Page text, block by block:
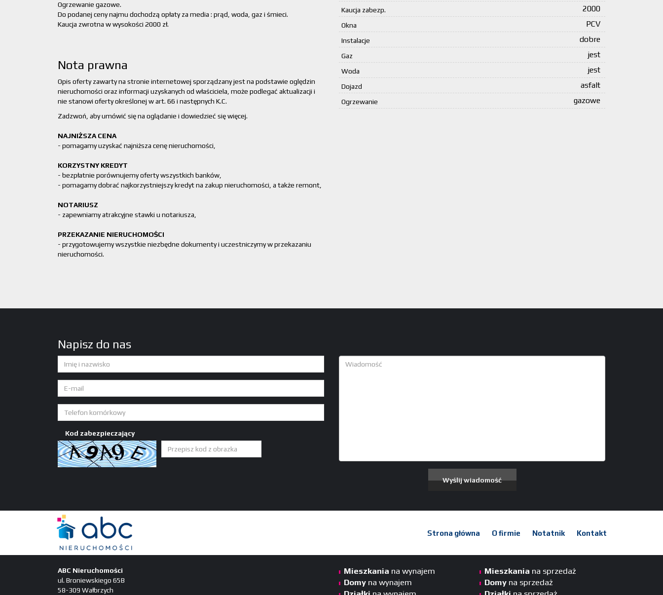
Ogrzewanie gazowe.
Do podanej ceny najmu dochodzą opłaty za media : prąd, woda, gaz i śmieci.
Kaucja zwrotna w wysokości 2000 zł.
Nota prawna
Opis oferty zawarty na stronie internetowej sporządzany jest na podstawie oględzin
nieruchomości oraz informacji uzyskanych od właściciela, może podlegać aktualizacji i
nie stanowi oferty określonej w art. 66 i następnych K.C.
Zadzwoń, aby umówić się na oglądanie i dowiedzieć się więcej.
NAJNIŻSZA CENA
- pomagamy uzyskać najniższa cenę nieruchomości,
KORZYSTNY KREDYT
- bezpłatnie porównujemy oferty wszystkich banków,
- pomagamy dobrać najkorzystniejszy kredyt na zakup nieruchomości, a także remont,
NOTARIUSZ
- zapewniamy atrakcyjne stawki u notariusza,
PRZEKAZANIE NIERUCHOMOŚCI
- przygotowujemy wszystkie niezbędne dokumenty i uczestniczymy w przekazaniu
nieruchomości.
Kaucja zabezp. 2000
Okna PCV
Instalacje dobre
Gaz jest
Woda jest
Dojazd asfalt
Ogrzewanie gazowe
Napisz do nas
Kod zabezpieczający
Strona główna O firmie Notatnik Kontakt
ABC Nieruchomości
ul. Broniewskiego 65B
58-309 Wałbrzych
Mieszkania na wynajem
Domy na wynajem
Mieszkania na sprzedaż
Domy na sprzedaż